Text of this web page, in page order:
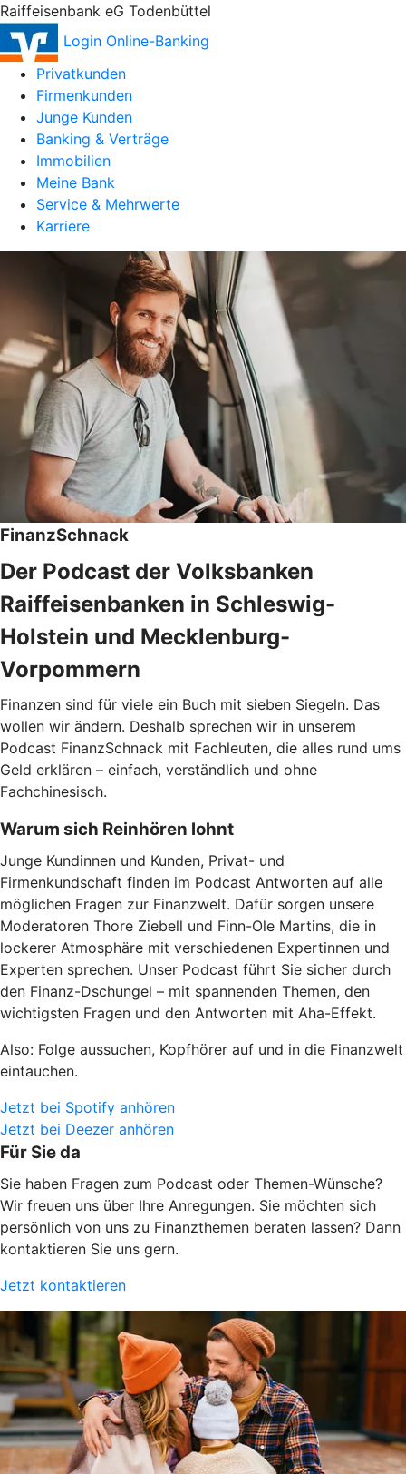
Raiffeisenbank eG Todenbüttel
Login Online-Banking
Privatkunden
Firmenkunden
Junge Kunden
Banking & Verträge
Immobilien
Meine Bank
Service & Mehrwerte
Karriere
FinanzSchnack
Der Podcast der Volksbanken
Raiffeisenbanken in Schleswig-
Holstein und Mecklenburg-
Vorpommern
Finanzen sind für viele ein Buch mit sieben Siegeln. Das
wollen wir ändern. Deshalb sprechen wir in unserem
Podcast FinanzSchnack mit Fachleuten, die alles rund ums
Geld erklären – einfach, verständlich und ohne
Fachchinesisch.
Warum sich Reinhören lohnt
Junge Kundinnen und Kunden, Privat- und
Firmenkundschaft finden im Podcast Antworten auf alle
möglichen Fragen zur Finanzwelt. Dafür sorgen unsere
Moderatoren Thore Ziebell und Finn-Ole Martins, die in
lockerer Atmosphäre mit verschiedenen Expertinnen und
Experten sprechen. Unser Podcast führt Sie sicher durch
den Finanz-Dschungel – mit spannenden Themen, den
wichtigsten Fragen und den Antworten mit Aha-Effekt.
Also: Folge aussuchen, Kopfhörer auf und in die Finanzwelt
eintauchen.
Jetzt bei Spotify anhören
Jetzt bei Deezer anhören
Für Sie da
Sie haben Fragen zum Podcast oder Themen-Wünsche?
Wir freuen uns über Ihre Anregungen. Sie möchten sich
persönlich von uns zu Finanzthemen beraten lassen? Dann
kontaktieren Sie uns gern.
Jetzt kontaktieren